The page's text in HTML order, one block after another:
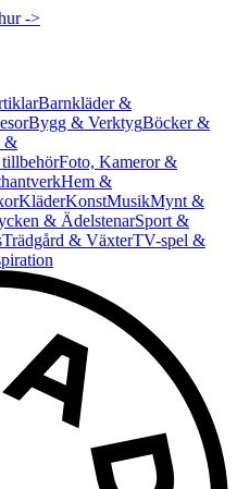
->
Barnkläder &
Bygg & VerktygBöcker &
&
Foto, Kameror &
Hem &
KläderKonstMusikMynt &
& ÄdelstenarSport &
Trädgård & VäxterTV-spel &